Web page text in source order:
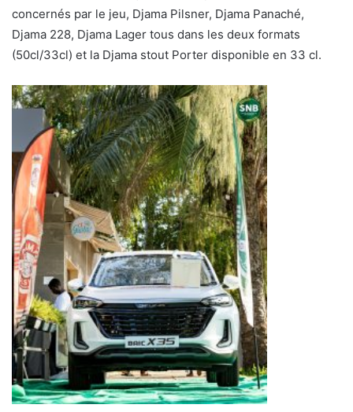
concernés par le jeu, Djama Pilsner, Djama Panaché,
Djama 228, Djama Lager tous dans les deux formats
(50cl/33cl) et la Djama stout Porter disponible en 33 cl.